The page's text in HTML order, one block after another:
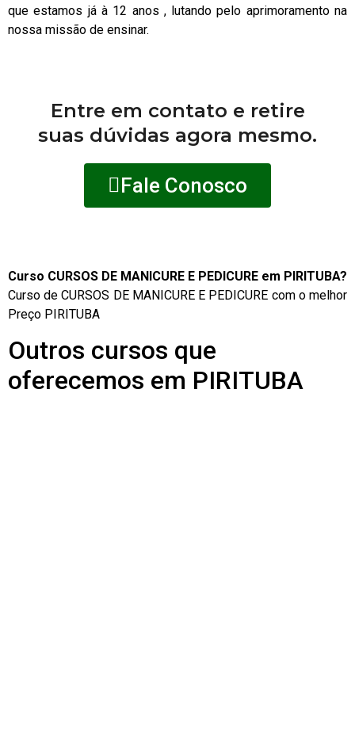
que estamos já à 12 anos , lutando pelo aprimoramento na
nossa missão de ensinar.
Entre em contato e retire
suas dúvidas agora mesmo.
Fale Conosco
Curso CURSOS DE MANICURE E PEDICURE em PIRITUBA?
Curso de CURSOS DE MANICURE E PEDICURE com o melhor
Preço PIRITUBA
Outros cursos que
oferecemos em PIRITUBA